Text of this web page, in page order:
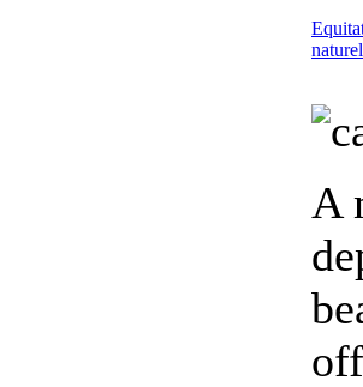
naturel
A